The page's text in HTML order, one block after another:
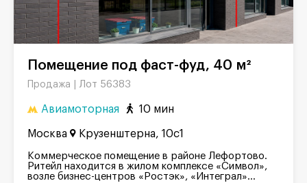
Помещение под фаст-фуд, 40 м²
Продажа | Лот 56383
Авиамоторная 10 мин
Москва Крузенштерна, 10с1
Коммерческое помещение в районе Лефортово.
Ритейл находится в жилом комплексе «Символ»,
возле бизнес-центров «Ростэк», «Интеграл»...